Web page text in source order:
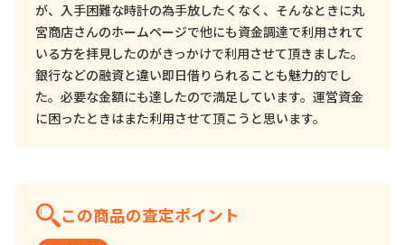
が、入手困難な時計の為手放したくなく、そんなときに丸
宮商店さんのホームページで他にも資金調達で利用されて
いる方を拝見したのがきっかけで利用させて頂きました。
銀行などの融資と違い即日借りられることも魅力的でし
た。必要な金額にも達したので満足しています。運営資金
に困ったときはまた利用させて頂こうと思います。
この商品の査定ポイント